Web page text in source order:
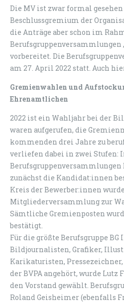
Die MV ist zwar formal
Beschlussgremium der
die Anträge aber schon im
Berufsgruppenversammlungen
vorbereitet. Die
am 27. April 2022 statt. Auch
Gremienwahlen und
Ehrenamtlichen
2022 ist ein Wahljahr bei der
waren aufgerufen, die
kommenden drei Jahre zu
verliefen dabei in zwei Stufen:
Berufsgruppenversammlungen
zunächst die Kandidat:innen
Kreis der Bewerber:innen
Mitgliederversammlung zur
Sämtliche Gremienposten
bestätigt.
Für die größte Berufsgruppe BG
Bildjournalisten, Grafiker,
Karikaturisten,
der BVPA angehört, wurde Lutz
den Vorstand gewählt.
Roland Geisheimer (ebenfalls